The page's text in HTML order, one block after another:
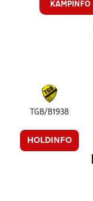
KAMPINFO
TGB/B1938
HOLDINFO